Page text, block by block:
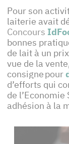
Pour son
laiterie avait
Concours
bonnes
de lait à un
vue de la
consigne pour
d’efforts qui
de
adhésion à la